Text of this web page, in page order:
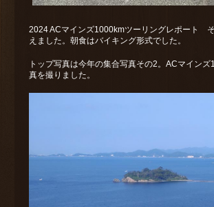
2024 ACマインズ1000kmツーリングレポート
えました。朝食はバイキング形式でした。
トップ写真は今年の集合写真その2。ACマイン
真を撮りました。